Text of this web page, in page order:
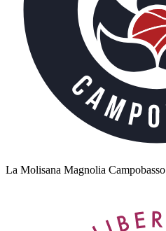
La Molisana Magnolia Campobasso